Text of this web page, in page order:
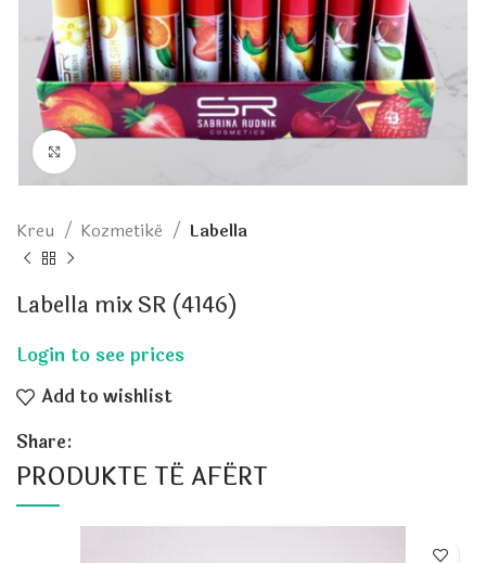
Kreu Kozmetikë Labella
Labella mix SR (4146)
Add to wishlist
Share:
PRODUKTE TË AFËRT